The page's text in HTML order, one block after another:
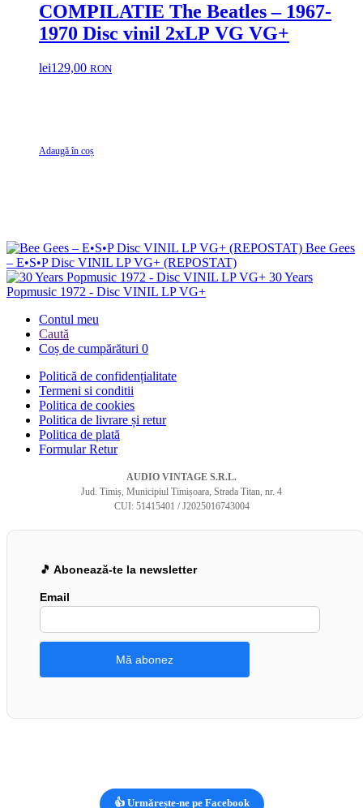
COMPILATIE The Beatles – 1967-
1970 Disc vinil 2xLP VG VG+
lei129,00 RON
Adaugă în coș
Bee Gees
– E•S•P Disc VINIL LP VG+ (REPOSTAT)
30 Years
Popmusic 1972 - Disc VINIL LP VG+
Contul meu
Caută
Coș de cumpărături 0
Politică de confidențialitate
Termeni si conditii
Politica de cookies
Politica de livrare și retur
Politica de plată
Formular Retur
AUDIO VINTAGE S.R.L.
Jud. Timiș, Municipiul Timișoara, Strada Titan, nr. 4
CUI: 51415401 / J2025016743004
🎵 Abonează-te la newsletter
Email
👍 Urmărește-ne pe Facebook